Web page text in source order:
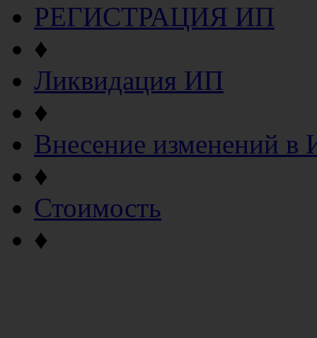
РЕГИСТРАЦИЯ ИП
♦
Ликвидация ИП
♦
Внесение изменений в
♦
Стоимость
♦